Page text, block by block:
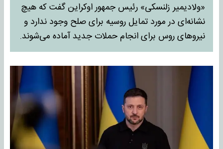
«ولادیمیر زلنسکی» رئیس جمهور اوکراین گفت که هیچ
نشانه‌ای در مورد تمایل روسیه برای صلح وجود ندارد و
نیروهای روس برای انجام حملات جدید آماده می‌شوند.